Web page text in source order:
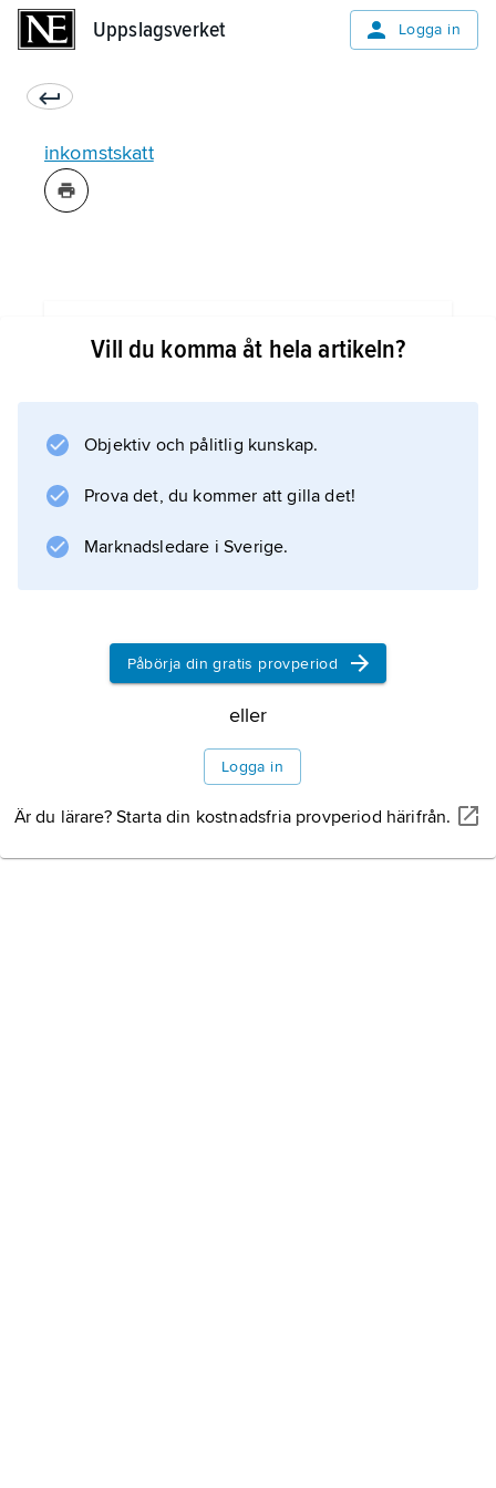
Uppslagsverket Logga in
inkomstskatt
Vill du komma åt hela artikeln?
Objektiv och pålitlig kunskap.
Prova det, du kommer att gilla det!
Marknadsledare i Sverige.
Påbörja din gratis provperiod
eller
Logga in
Är du lärare? Starta din kostnadsfria provperiod härifrån.